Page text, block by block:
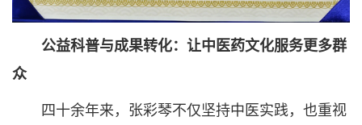
公益科普与成果转化：让中医药文化服务更多群
众
四十余年来，张彩琴不仅坚持中医实践，也重视